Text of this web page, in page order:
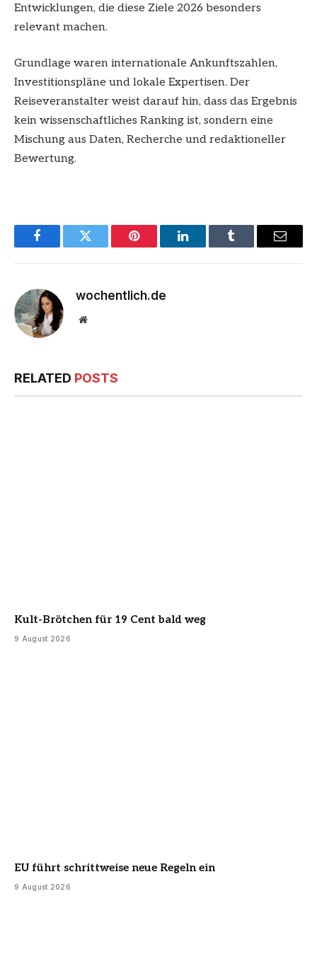
Entwicklungen, die diese Ziele 2026 besonders
relevant machen.
Grundlage waren internationale Ankunftszahlen,
Investitionspläne und lokale Expertisen. Der
Reiseveranstalter weist darauf hin, dass das Ergebnis
kein wissenschaftliches Ranking ist, sondern eine
Mischung aus Daten, Recherche und redaktioneller
Bewertung.
FacebookTwitter Pinterest LinkedInTumblr Email
wochentlich.de
Website
RELATED POSTS
Kult-Brötchen für 19 Cent bald weg
9 August 2026
EU führt schrittweise neue Regeln ein
9 August 2026